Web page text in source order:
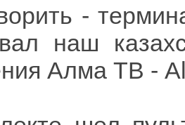
-
наш
Алма ТВ -